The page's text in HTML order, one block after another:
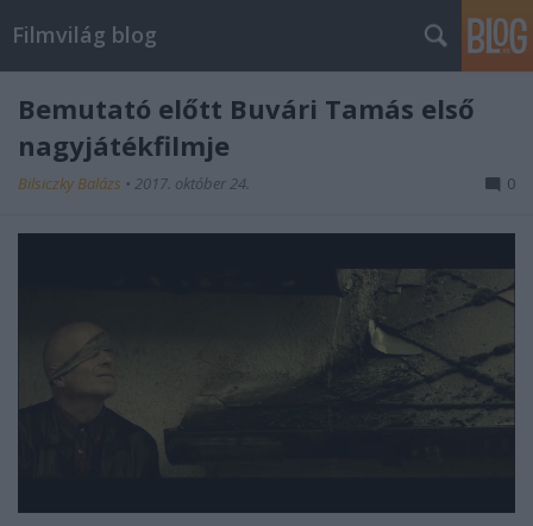
Filmvilág blog
Bemutató előtt Buvári Tamás első
nagyjátékfilmje
Bilsiczky Balázs • 2017. október 24. 0